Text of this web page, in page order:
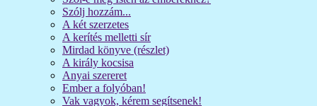
Szólj hozzám...
A két szerzetes
A kerítés melletti sír
Mirdad könyve (részlet)
A király kocsisa
Anyai szereret
Ember a folyóban!
Vak vagyok, kérem segítsenek!